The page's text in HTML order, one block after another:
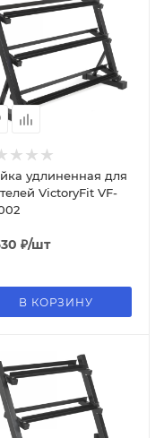
удлиненная для
VictoryFit VF-
₽/шт
В КОРЗИНУ